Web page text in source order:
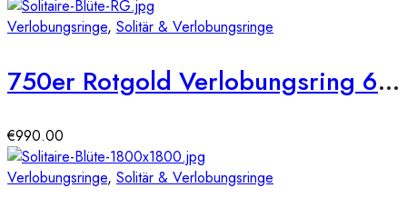
Verlobungsringe, Solitär & Verlobungsringe
750er Rotgold Verlobungsring 6er Krappe Blütenform ca. 0,36 ct. Illusion Diamant
€990.00
Verlobungsringe, Solitär & Verlobungsringe